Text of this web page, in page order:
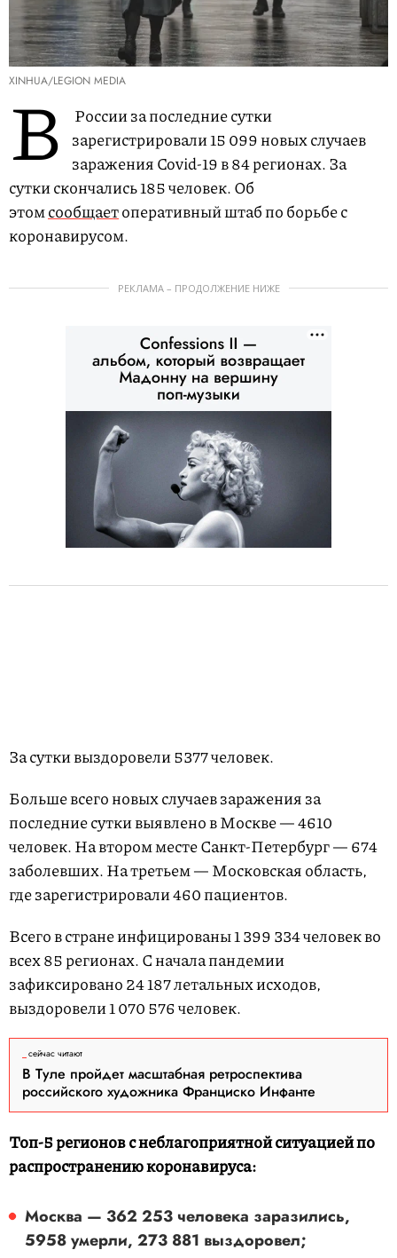
XINHUA/LEGION MEDIA
В
России за последние сутки
зарегистрировали 15 099 новых случаев
заражения Covid-19 в 84 регионах. За
сутки скончались 185 человек. Об
этомсообщаетоперативный штаб по борьбе с
коронавирусом.
РЕКЛАМА – ПРОДОЛЖЕНИЕ НИЖЕ
За сутки выздоровели 5377 человек.
Больше всего новых случаев заражения за
последние сутки выявлено в Москве — 4610
человек. На втором месте Санкт-Петербург — 674
заболевших. На третьем — Московская область,
где зарегистрировали 460 пациентов.
Всего в стране инфицированы 1 399 334 человек во
всех 85 регионах. С начала пандемии
зафиксировано 24 187 летальных исходов,
выздоровели 1 070 576 человек.
сейчас читают
В Туле пройдет масштабная ретроспектива
российского художника Франциско Инфанте
Топ-5 регионов с неблагоприятной ситуацией по
распространению коронавируса:
Москва — 362 253 человека заразились,
5958 умерли, 273 881 выздоровел;